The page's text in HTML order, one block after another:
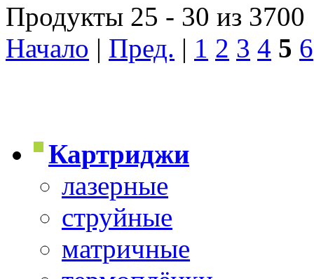
Продукты 25 - 30 из 3700
Начало | Пред. | 1 2 3 4 5 6
Картриджи
лазерные
струйные
матричные